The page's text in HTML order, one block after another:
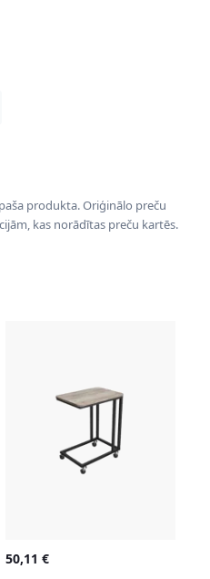
produkta. Oriģinālo preču
kas norādītas preču kartēs.
50,11€